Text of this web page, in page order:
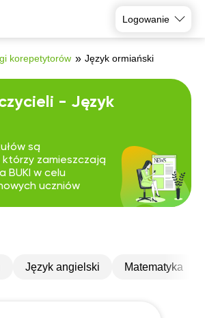
Logowanie
korepetytorów Język ormiański
- Język
są
zamieszczają
BUKI w celu
uczniów
Język angielski Matematyka